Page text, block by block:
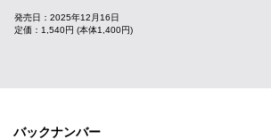
発売日：2025年12月16日
定価：1,540円 (本体1,400円)
バックナンバー